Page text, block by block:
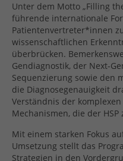
Unter dem Motto „Filling
führende internationale
Patientenvertreter*innen
wissenschaftlichen
überbrücken.
Gendiagnostik, der Next-
Sequenzierung sowie den
die Diagnosegenauigkeit
Verständnis der
Mechanismen, die der
Mit einem starken Fokus
Umsetzung stellt das
Strategien in den